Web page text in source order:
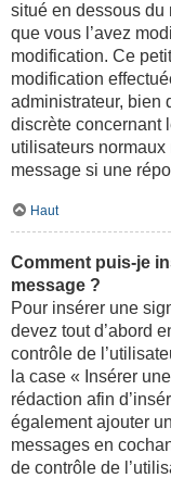
situé en dessous du
que vous l’avez
modification. Ce
modification
administrateur, bien
discrète concernant
utilisateurs
message si une
Haut
Comment puis-je
message ?
Pour insérer une
devez tout d’abord
contrôle de
la case « Insérer
rédaction afin
également ajouter
messages en
de contrôle de